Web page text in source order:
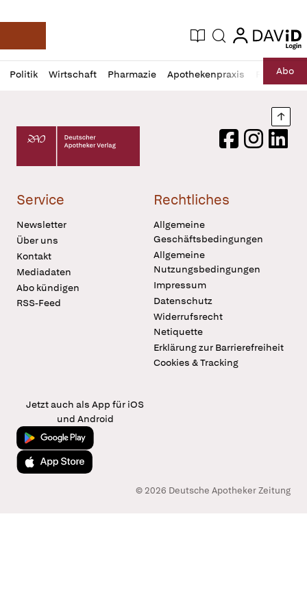
Deutsche Apotheker Zeitung
Aktuelle Ausgabe
Suche login
login
Politik Wirtschaft Pharmazie Apothekenpraxis RechtAbo
Profil
öffnen
Daz
Pur
Deutscher Apotheker Verlag Logo
FacebookInstagram
Service
Newsletter
Über uns
Kontakt
Mediadaten
Abo kündigen
RSS-Feed
Rechtliches
Allgemeine
Geschäftsbedingungen
Allgemeine
Nutzungsbedingungen
Impressum
Datenschutz
Widerrufsrecht
Netiquette
Erklärung zur Barrierefreiheit
Cookies & Tracking
Jetzt auch als App für iOS
und Android
Jetzt bei Google Play
Laden im App Store
© 2026 Deutsche Apotheker Zeitung